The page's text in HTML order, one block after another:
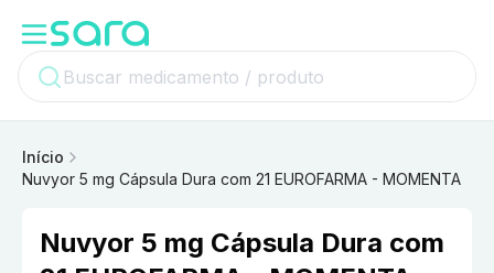
Início
Nuvyor 5 mg Cápsula Dura com 21 EUROFARMA - MOMENTA
Nuvyor 5 mg Cápsula Dura com